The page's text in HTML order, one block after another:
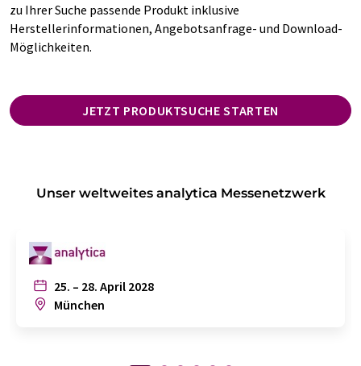
zu Ihrer Suche passende Produkt inklusive
Herstellerinformationen, Angebotsanfrage- und Download-
Möglichkeiten.
JETZT PRODUKTSUCHE STARTEN
Unser weltweites analytica Messenetzwerk
25. – 28. April 2028
München